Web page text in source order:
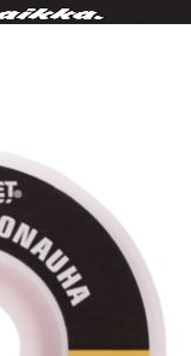
Joulu- ja kausivalot